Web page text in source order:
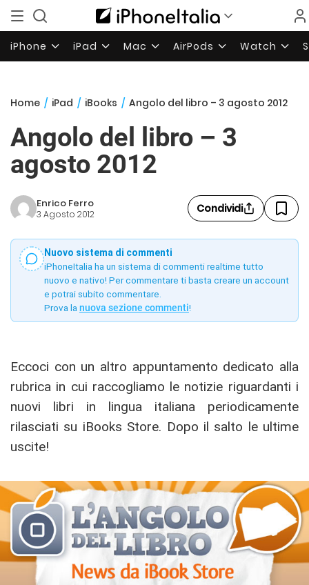
iPhone iPad Mac AirPods Watch
Home / iPad / iBooks / Angolo del libro – 3 agosto 2012
Angolo del libro – 3
agosto 2012
Enrico Ferro
3 Agosto 2012 Condividi
Nuovo sistema di commenti
iPhoneItalia ha un sistema di commenti realtime tutto
nuovo e nativo! Per commentare ti basta creare un account
e potrai subito commentare.
Prova la nuova sezione commenti!
Eccoci con un altro appuntamento dedicato alla
rubrica in cui raccogliamo le notizie riguardanti i
nuovi libri in lingua italiana periodicamente
rilasciati su iBooks Store. Dopo il salto le ultime
uscite!